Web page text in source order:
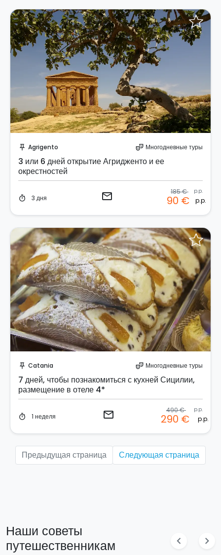
push_pin Agrigento theater_comedy Многодневные туры
3 или 6 дней открытие Агридженто и ее
окрестностей
timer 3 дня email 185 € p.p.
90 € p.p.
push_pin Catania theater_comedy Многодневные туры
7 дней, чтобы познакомиться с кухней Сицилии,
размещение в отеле 4*
timer 1 неделя email 490 € p.p.
290 € p.p.
Предыдущая страница Следующая страница
Наши советы
путешественникам
chevron_left chevron_right